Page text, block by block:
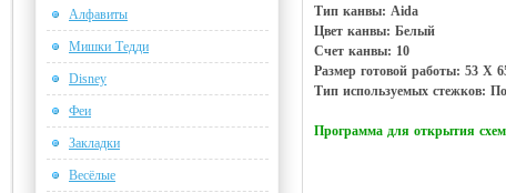
Алфавиты
Мишки Тедди
Disney
Феи
Закладки
Весёлые
Тип канвы: Aida
Цвет канвы: Белый
Счет канвы: 10
Размер готовой работы: 53 Х
Тип используемых стежков:
Программа для открытия